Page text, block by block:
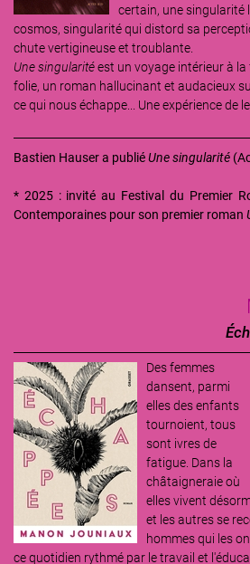
certain, une singularité
cosmos, singularité qui distord sa
chute vertigineuse et troublante.
Une singularitéest un voyage intérieur à
folie, un roman hallucinant et audacieux
ce qui nous échappe... Une expérience de
Bastien Hauser a publiéUne singularité
* 2025 : invité au Festival du Premier
Contemporaines pour son premier roman
Image
Des femmes
dansent, parmi
elles des enfants
tournoient, tous
sont ivres de
fatigue. Dans la
châtaigneraie où
elles vivent
et les autres se
hommes qui les
ce quotidien rythmé par le travail et